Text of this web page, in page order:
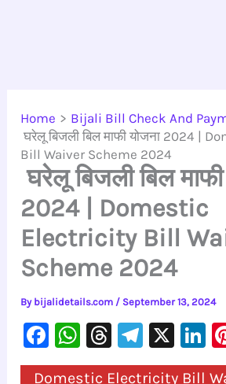
Home
Bijali Bill Check And
घरेलू बिजली बिल माफी योजना 2024 |
Bill Waiver Scheme 2024
घरेलू बिजली बिल
2024 | Domestic
Electricity Bill
Scheme 2024
By bijalidetails.com / September 13, 2024
F
a
W
h
T
hr
Te
le
X
Li
n
Domestic Electricity Bill